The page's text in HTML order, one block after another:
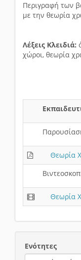
Περιγραφή των
με την θεωρία
Λέξεις Κλειδιά:
χώροι, θεωρία
Θεωρία
Θεωρία
Ενότητες